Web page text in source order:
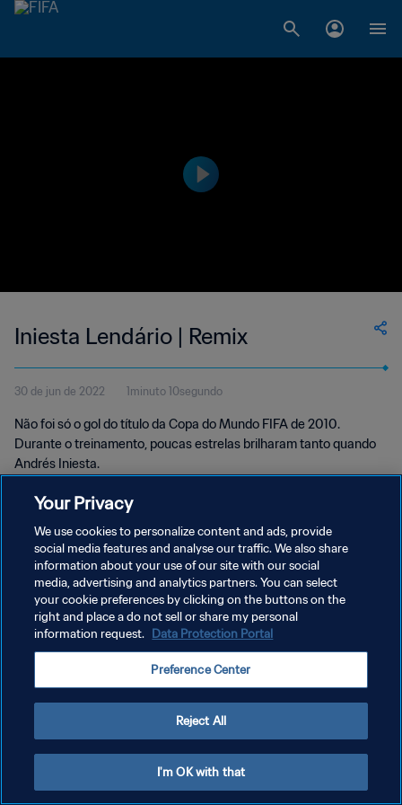
Iniesta Lendário | Remix
30 de jun de 2022 1minuto 10segundo
Não foi só o gol do título da Copa do Mundo FIFA de 2010.
Durante o treinamento, poucas estrelas brilharam tanto quando
Andrés Iniesta.
POLÍTICA DE PRIVACIDADE
TERMOS DE SERVIÇO
ADMINISTRAR AS PREFERÊNCIAS DE COOKIES
Copyright © 1994-2026 FIFA. Todos os direitos reservados.
Your Privacy
We use cookies to personalize content and ads, provide
social media features and analyse our traffic. We also share
information about your use of our site with our social
media, advertising and analytics partners. You can select
your cookie preferences by clicking on the buttons on the
right and place a do not sell or share my personal
information request. Data Protection Portal
Preference Center
Reject All
I'm OK with that